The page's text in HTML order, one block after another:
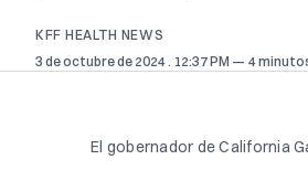
KFF HEALTH NEWS
3 de octubre de 2024 . 12:37 PM 4
El gobernador de California